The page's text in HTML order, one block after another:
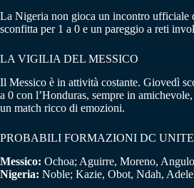
La Nigeria non gioca un incontro ufficiale
sconfitta per 1 a 0 e un pareggio a reti
LA VIGILIA DEL MESSICO
Il Messico è in attività costante. Giovedì
a 0 con l’Honduras, sempre in
un match ricco di emozioni.
PROBABILI FORMAZIONI DC
Messico: Ochoa; Aguirre, Moreno,
Nigeria: Noble; Kazie, Obot, Ndah,